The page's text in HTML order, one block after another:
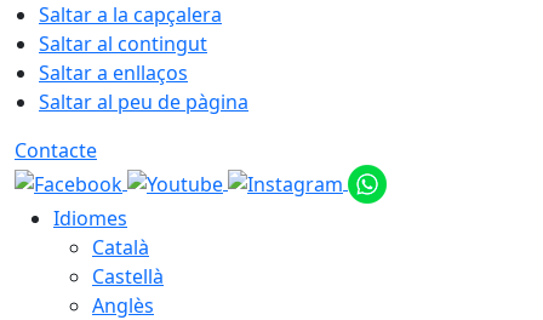
Saltar a la capçalera
Saltar al contingut
Saltar a enllaços
Saltar al peu de pàgina
Contacte
Idiomes
Català
Castellà
Anglès